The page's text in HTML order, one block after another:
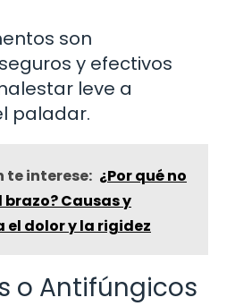
son
y efectivos
leve a
paladar.
te interese: ¿Por qué no
Causas y
el dolor y la rigidez
o Antifúngicos